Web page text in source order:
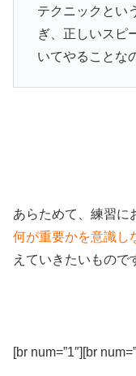
テクニックとい
ぎ、正しいスピ
いてやることな
あらためて、練習に
何が重要かを意識し
えていきたいもので
[br num=”1″][br